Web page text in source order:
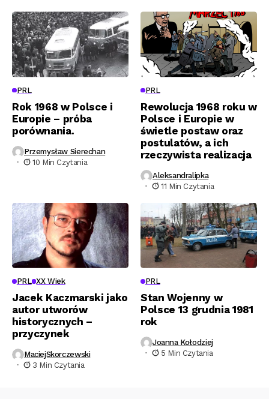
PRL
Rok 1968 w Polsce i
Europie – próba
porównania.
Przemysław Sierechan
10 Min Czytania
PRL
Rewolucja 1968 roku w
Polsce i Europie w
świetle postaw oraz
postulatów, a ich
rzeczywista realizacja
Aleksandralipka
11 Min Czytania
PRL XX Wiek
Jacek Kaczmarski jako
autor utworów
historycznych –
przyczynek
MaciejSkorczewski
3 Min Czytania
PRL
Stan Wojenny w
Polsce 13 grudnia 1981
rok
Joanna Kołodziej
5 Min Czytania